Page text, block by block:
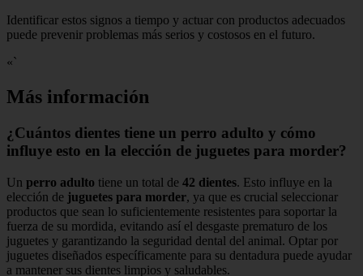
Identificar estos signos a tiempo y actuar con productos adecuados
puede prevenir problemas más serios y costosos en el futuro.
«`
Más información
¿Cuántos dientes tiene un perro adulto y cómo
influye esto en la elección de juguetes para morder?
Un perro adulto tiene un total de 42 dientes. Esto influye en la
elección de juguetes para morder, ya que es crucial seleccionar
productos que sean lo suficientemente resistentes para soportar la
fuerza de su mordida, evitando así el desgaste prematuro de los
juguetes y garantizando la seguridad dental del animal. Optar por
juguetes diseñados específicamente para su dentadura puede ayudar
a mantener sus dientes limpios y saludables.